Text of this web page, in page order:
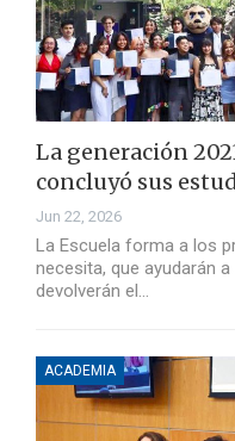
La generación
concluyó sus
Jun 22, 2026
La Escuela forma a los
necesita, que ayudarán
devolverán el…
ACADEMIA